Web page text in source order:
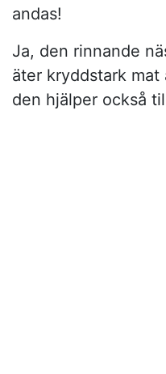
andas!
Ja, den rinnande
äter kryddstark mat
den hjälper också